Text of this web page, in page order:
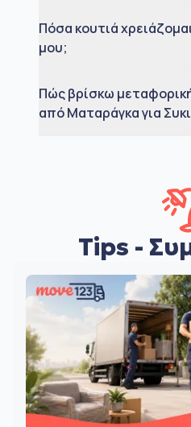
Πόσα κουτιά
μου;
Πώς βρίσκω
από Ματαράγκα για
Tips -